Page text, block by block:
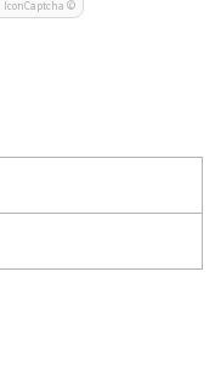
IconCaptcha ©